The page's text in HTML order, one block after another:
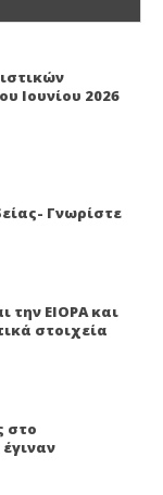
Ιουνίου 2026
Γνωρίστε
EIOPA και
στοιχεία
στο